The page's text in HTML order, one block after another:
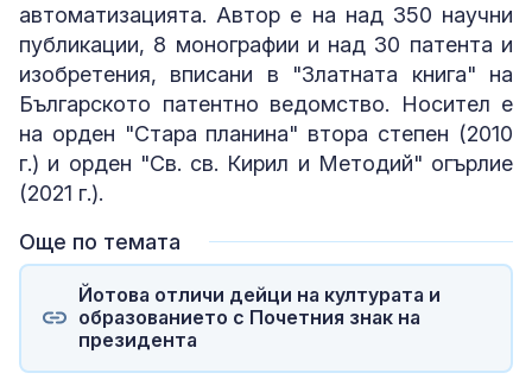
автоматизацията. Автор е на над 350 научни
публикации, 8 монографии и над 30 патента и
изобретения, вписани в "Златната книга" на
Българското патентно ведомство. Носител е
на орден "Стара планина" втора степен (2010
г.) и орден "Св. св. Кирил и Методий" огърлие
(2021 г.).
Още по темата
Йотова отличи дейци на културата и
образованието с Почетния знак на
президента